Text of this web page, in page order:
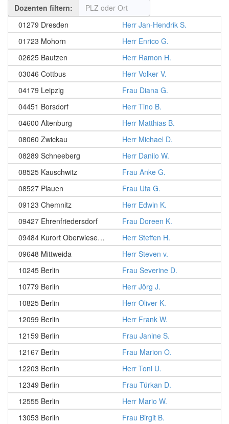
Dozenten filtern:
01279 Dresden
Herr Jan-Hendrik S.
01723 Mohorn
Herr Enrico G.
02625 Bautzen
Herr Ramon H.
03046 Cottbus
Herr Volker V.
04179 Leipzig
Frau Diana G.
04451 Borsdorf
Herr Tino B.
04600 Altenburg
Herr Matthias B.
08060 Zwickau
Herr Michael D.
08289 Schneeberg
Herr Danilo W.
08525 Kauschwitz
Frau Anke G.
08527 Plauen
Frau Uta G.
09123 Chemnitz
Herr Edwin K.
09427 Ehrenfriedersdorf
Frau Doreen K.
09484 Kurort Oberwiesenthal
Herr Steffen H.
09648 Mittweida
Herr Steven v.
10245 Berlin
Frau Severine D.
10779 Berlin
Herr Jörg J.
10825 Berlin
Herr Oliver K.
12099 Berlin
Herr Frank W.
12159 Berlin
Frau Janine S.
12167 Berlin
Frau Marion O.
12203 Berlin
Herr Toni U.
12349 Berlin
Frau Türkan D.
12555 Berlin
Herr Mario W.
13053 Berlin
Frau Birgit B.